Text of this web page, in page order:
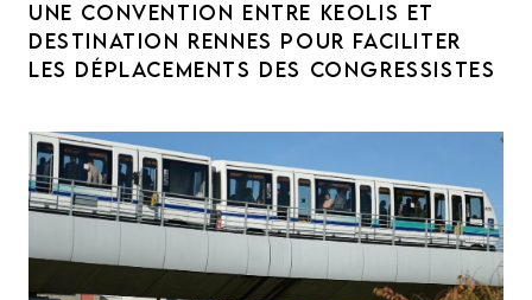
UNE CONVENTION ENTRE KEOLIS ET
DESTINATION RENNES POUR FACILITER
LES DÉPLACEMENTS DES CONGRESSISTES